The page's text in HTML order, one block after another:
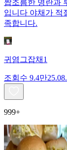
짭조름한 명란과
입니다 야채가 적
족합니다.
귀염그잡채1
조회수 9.4만
999+